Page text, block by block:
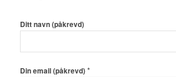
Ditt navn (påkrevd)
Din email (påkrevd)*